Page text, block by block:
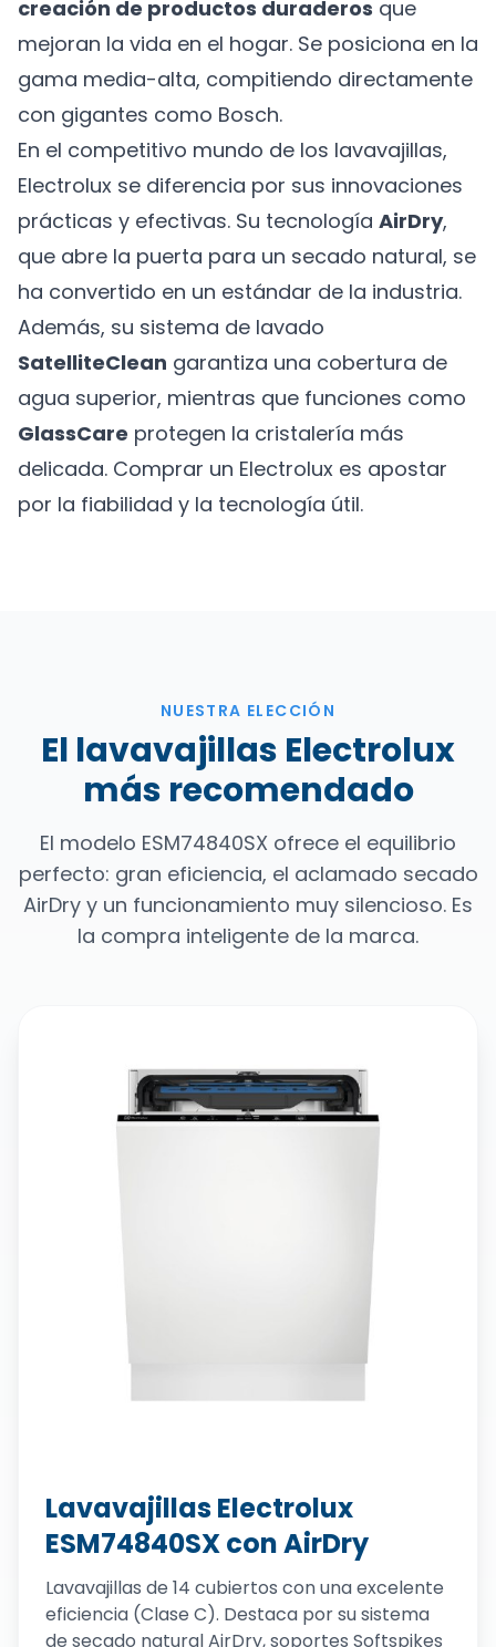
creación de productos duraderos que
mejoran la vida en el hogar. Se posiciona en la
gama media-alta, compitiendo directamente
con gigantes como Bosch.
En el competitivo mundo de los lavavajillas,
Electrolux se diferencia por sus innovaciones
prácticas y efectivas. Su tecnología AirDry,
que abre la puerta para un secado natural, se
ha convertido en un estándar de la industria.
Además, su sistema de lavado
SatelliteClean garantiza una cobertura de
agua superior, mientras que funciones como
GlassCare protegen la cristalería más
delicada. Comprar un Electrolux es apostar
por la fiabilidad y la tecnología útil.
NUESTRA ELECCIÓN
El lavavajillas Electrolux
más recomendado
El modelo ESM74840SX ofrece el equilibrio
perfecto: gran eficiencia, el aclamado secado
AirDry y un funcionamiento muy silencioso. Es
la compra inteligente de la marca.
Lavavajillas Electrolux
ESM74840SX con AirDry
Lavavajillas de 14 cubiertos con una excelente
eficiencia (Clase C). Destaca por su sistema
de secado natural AirDry, soportes Softspikes